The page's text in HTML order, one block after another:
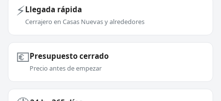
⚡Llegada rápida
Cerrajero en Casas Nuevas y alrededores
💶Presupuesto cerrado
Precio antes de empezar